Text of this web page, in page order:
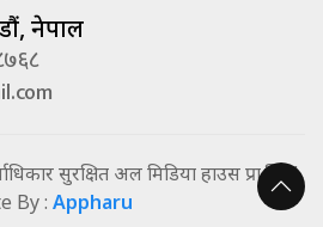
नेपाल
सुरक्षित अल मिडिया हाउस प्रा.लि. |
By : Appharu